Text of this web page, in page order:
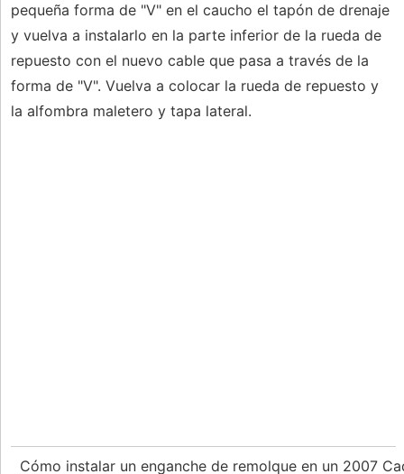
pequeña forma de "V" en el caucho el tapón de drenaje
y vuelva a instalarlo en la parte inferior de la rueda de
repuesto con el nuevo cable que pasa a través de la
forma de "V". Vuelva a colocar la rueda de repuesto y
la alfombra maletero y tapa lateral.
Cómo instalar un enganche de remolque en un 2007